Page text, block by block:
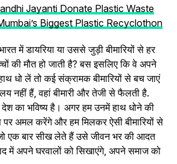
Jayanti Donate Plastic Waste
Biggest Plastic Recyclothon
में डायरिया या उससे जुड़ी बीमारियों से हर
की मौत हो जाती है? बस इसलिए कि वे अपने
धो लें तो कई संक्रामक बीमारियों से बच जाएं
नहीं हैं, वहां बीमारी और तेजी से फैलती है.
देश का भविष्य है। अगर हम उनमें हाथ धोने की
अमल करेंगे और हम मिलकर ऐसी बीमारियों से
एक बार सीख लेते हैं उसे जीवन भर की आदत
में अपने घरवालों को सिखाएंगे, अपने समाज को